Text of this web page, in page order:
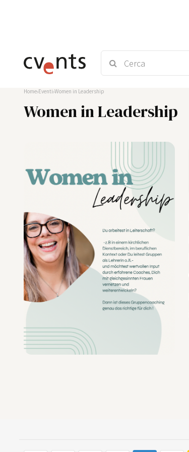
Home Eventi Women in Leadership
Women in Leadership